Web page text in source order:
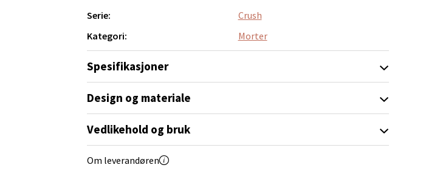
Serie:
Crush
Kategori:
Morter
Spesifikasjoner
Design og materiale
Vedlikehold og bruk
Om leverandøren
Velg